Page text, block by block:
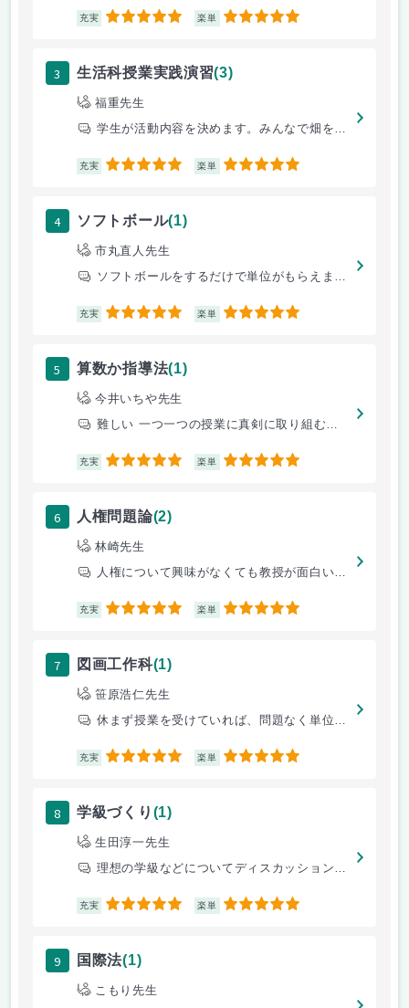
充実 5 楽単 5
3 生活科授業実践演習(3)
福重先生
学生が活動内容を決めます。みんなで畑を耕して野菜を育てました。最後は育
充実 5 楽単 5
4 ソフトボール(1)
市丸直人先生
ソフトボールをするだけで単位がもらえます。
充実 5 楽単 5
5 算数か指導法(1)
今井いちや先生
難しい 一つ一つの授業に真剣に取り組むことが求められる
充実 5 楽単 5
6 人権問題論(2)
林崎先生
人権について興味がなくても教授が面白い人なので是非受けることをお勧めし
充実 5 楽単 5
7 図画工作科(1)
笹原浩仁先生
休まず授業を受けていれば、問題なく単位取れます。授業も毎回工作で楽しい
充実 5 楽単 5
8 学級づくり (1)
生田淳一先生
理想の学級などについてディスカッションし合う
充実 5 楽単 5
9 国際法(1)
こもり先生